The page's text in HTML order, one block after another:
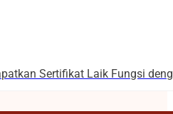
Sertifikat Laik Fungsi